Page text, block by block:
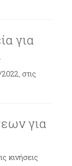
για
στις
για
κινήσεις